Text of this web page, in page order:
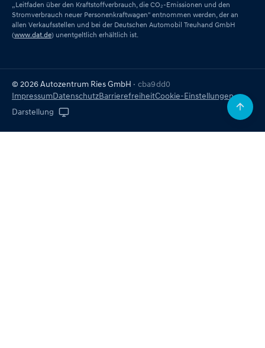
„Leitfaden über den Kraftstoffverbrauch, die CO₂-Emissionen und den
Stromverbrauch neuer Personenkraftwagen" entnommen werden, der an
allen Verkaufsstellen und bei der Deutschen Automobil Treuhand GmbH
(www.dat.de) unentgeltlich erhältlich ist.
© 2026 Autozentrum Ries GmbH · cba9dd0
ImpressumDatenschutzBarrierefreiheitCookie-Einstellungen
Darstellung